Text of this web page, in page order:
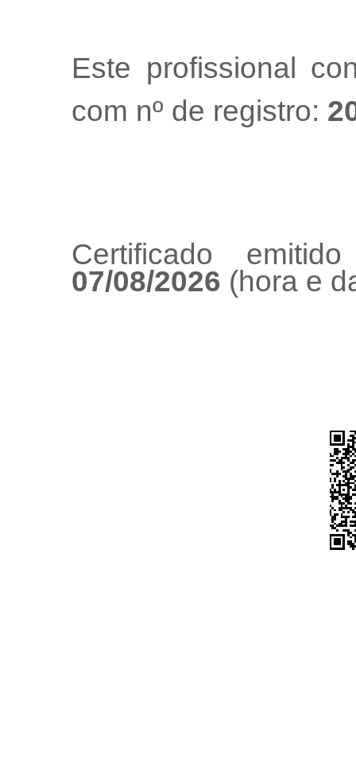
Este profissional
com nº de registro:
Certificado
07/08/2026 (hora e